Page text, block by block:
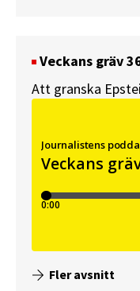
Veckans gräv
Att granska
Fler avsnitt